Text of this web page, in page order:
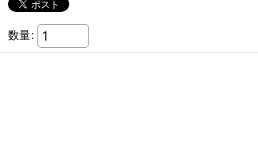
数量: